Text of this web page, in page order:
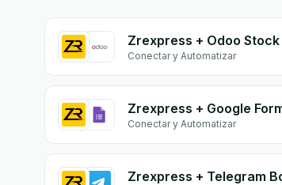
Zrexpress + Odoo Stock
Conectar y Automatizar
Conectar y Automatizar
Zrexpress + Telegram